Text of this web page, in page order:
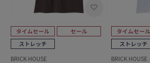
BRICK HOUSE BRICK HOUSE